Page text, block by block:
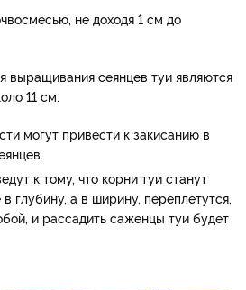
не доходя 1 см до
выращивания сеянцев туи являются
11 см.
могут привести к закисанию в
к тому, что корни туи станут
глубину, а в ширину, переплетутся,
и рассадить саженцы туи будет